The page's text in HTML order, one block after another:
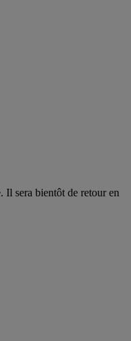
Il sera bientôt de retour en